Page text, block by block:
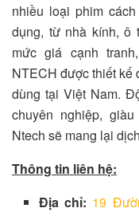
nhiều loại phim
dụng, từ nhà kính, ô
mức giá cạnh
NTECH được thiết kế
dùng tại Việt Nam.
chuyên nghiệp,
Ntech sẽ mang lại
Thông tin liên hệ:
Địa chỉ: 19